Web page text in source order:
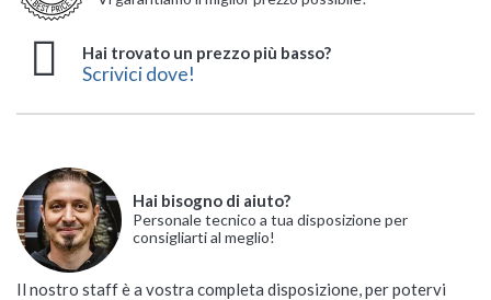
Hai trovato un prezzo più basso?
Scrivici dove!
Hai bisogno di aiuto?
Personale tecnico a tua disposizione per
consigliarti al meglio!
Il nostro staff è a vostra completa disposizione, per potervi